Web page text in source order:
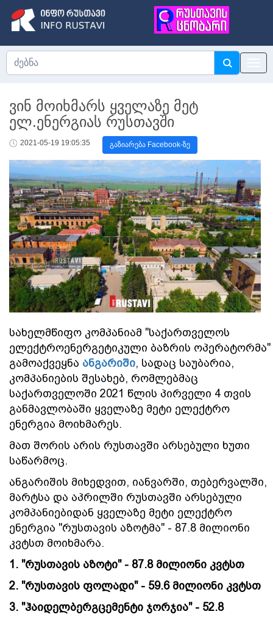
ვინ მოიხმარს ყველაზე მეტ
ელ.ენერგიას რუსთავში
2021-05-19 19:05:35 გაზიარება Facebook-ზე
სახელმწიფო კომპანიამ "საქართველოს
ელექტროენერგეტიკული ბაზრის ოპერატორმა"
გამოაქვეყნა ანგარიში, სადაც საუბარია,
კომპანიების შესახებ, რომლებმაც
საქართველოში 2021 წლის პირველი 4 თვის
განმავლობაში ყველაზე მეტი ელექტრო
ენერგია მოიხმარეს.
მათ შორის არის რუსთავში არსებული ხუთი
საწარმოც.
ანგარიშის მიხედვით, იანვარში, თებერვალში,
მარტსა და აპრილში რუსთავში არსებული
კომპანიებიდან ყველაზე მეტი ელექტრო
ენერგია "რუსთავის აზოტმა" - 87.8 მილიონი
კვტსთ მოიხმარა.
1. "რუსთავის აზოტი" - 87.8 მილიონი კვტსთ
2. "რუსთავის ფოლადი" - 59.6 მილიონი კვტსთ
3. "ჰაიდელბერგცემენტი ჯორჯია" - 52.8